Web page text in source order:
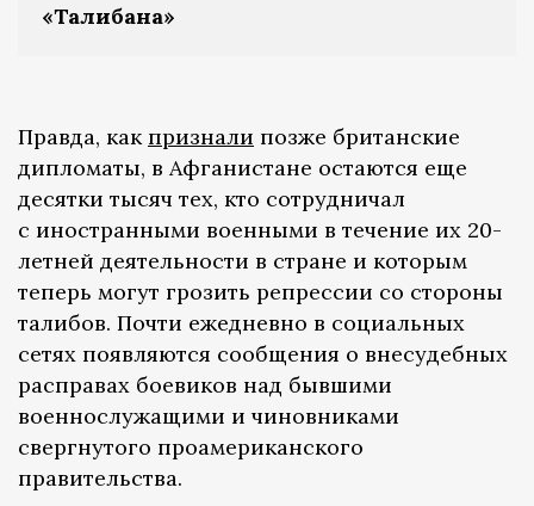
«Талибана»
Правда, как признали позже британские
дипломаты, в Афганистане остаются еще
десятки тысяч тех, кто сотрудничал
с иностранными военными в течение их 20-
летней деятельности в стране и которым
теперь могут грозить репрессии со стороны
талибов. Почти ежедневно в социальных
сетях появляются сообщения о внесудебных
расправах боевиков над бывшими
военнослужащими и чиновниками
свергнутого проамериканского
правительства.